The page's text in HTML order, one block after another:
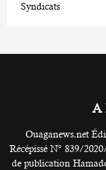
Syndicats
A
Ouaganews.net
Récépissé N° 839/
de publication